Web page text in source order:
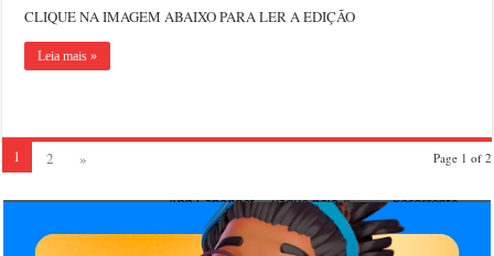
1021
CLIQUE NA IMAGEM ABAIXO PARA LER A EDIÇÃO
Leia mais »
Page 1 of 2
1 2 »